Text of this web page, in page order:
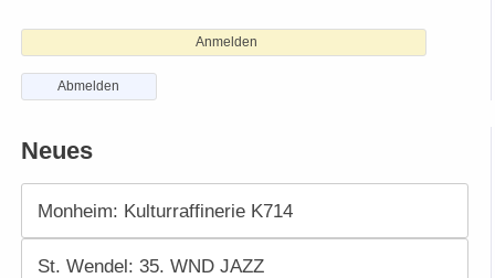
Anmelden
Abmelden
Neues
Monheim: Kulturraffinerie K714
St. Wendel: 35. WND JAZZ